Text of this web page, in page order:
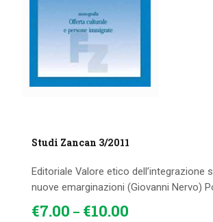
Studi Zancan 3/2011
Editoriale Valore etico dell’integrazione
nuove emarginazioni (Giovanni Nervo)
€7.00 – €10.00